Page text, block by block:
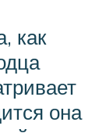
как
она